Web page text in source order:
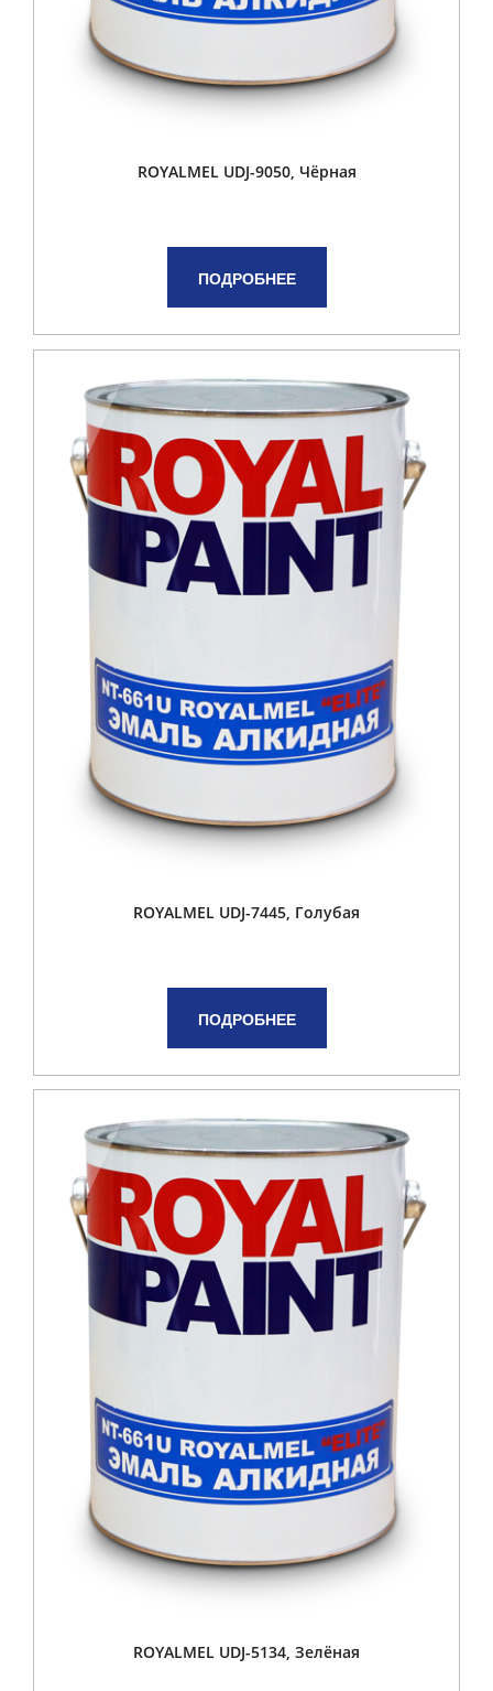
ROYALMEL UDJ-9050, Чёрная
ПОДРОБНЕЕ
ROYALMEL UDJ-7445, Голубая
ПОДРОБНЕЕ
ROYALMEL UDJ-5134, Зелёная